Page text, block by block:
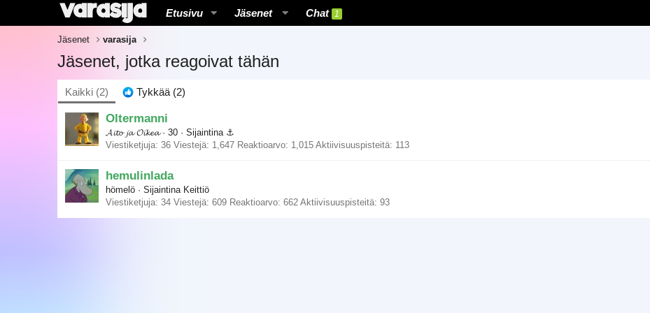
Etusivu Jäsenet Chat 1
Jäsenet varasija
Jäsenet, jotka reagoivat tähän
Kaikki (2) Tykkää (2)
Oltermanni
𝓐𝓲𝓽𝓸 𝓳𝓪 𝓞𝓲𝓴𝓮𝓪 · 30 · Sijaintina ⚓︎
Viestiketjuja 36 Viestejä 1,647 Reaktioarvo 1,015 Aktiivisuuspisteitä 113
hemulinlada
hömelö · Sijaintina Keittiö
Viestiketjuja 34 Viestejä 609 Reaktioarvo 662 Aktiivisuuspisteitä 93